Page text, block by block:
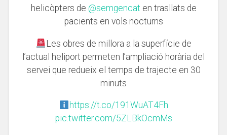
helicòpters de @semgencat en trasllats de
pacients en vols nocturns
Les obres de millora a la superfície de
l’actual heliport permeten l’ampliació horària del
servei que redueix el temps de trajecte en 30
minuts
https://t.co/191WuAT4Fh
pic.twitter.com/5ZLBkOcmMs